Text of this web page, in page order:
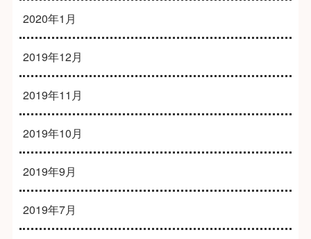
2020年1月
2019年12月
2019年11月
2019年10月
2019年9月
2019年7月